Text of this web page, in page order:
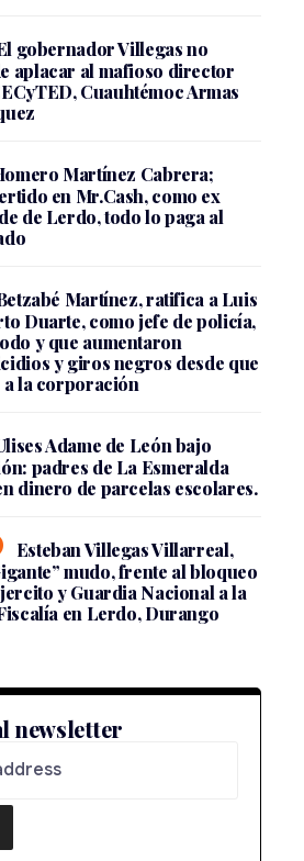
gobernador Villegas no
aplacar al mafioso director
Cuauhtémoc Armas
Martínez Cabrera;
en Mr.Cash, como ex
de Lerdo, todo lo paga al
Martínez, ratifica a Luis
Duarte, como jefe de policía,
y que aumentaron
y giros negros desde que
la corporación
Adame de León bajo
padres de La Esmeralda
dinero de parcelas escolares.
Esteban Villegas Villarreal,
mudo, frente al bloqueo
y Guardia Nacional a la
en Lerdo, Durango
newsletter